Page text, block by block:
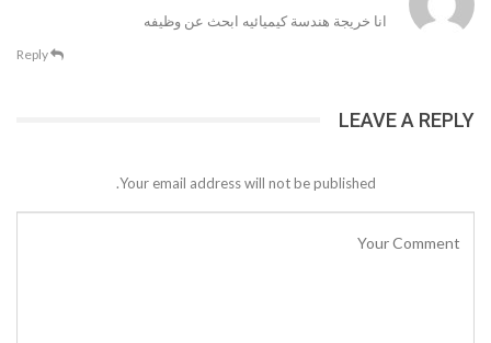
انا خريجة هندسة كيميائيه ابحث عن وظيفه
LEAVE A REPLY
Your email address will not be published.